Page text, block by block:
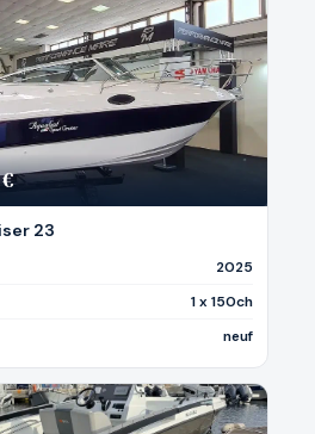
23
2025
1 x 150ch
neuf